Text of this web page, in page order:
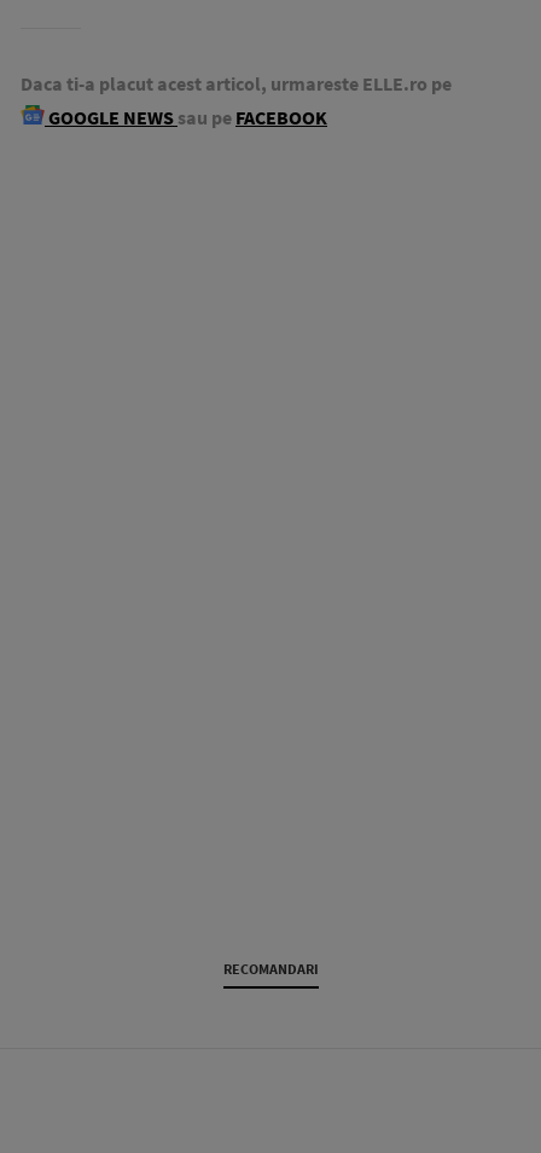
Daca ti-a placut acest articol, urmareste ELLE.ro pe
GOOGLE NEWS sau pe FACEBOOK
RECOMANDARI